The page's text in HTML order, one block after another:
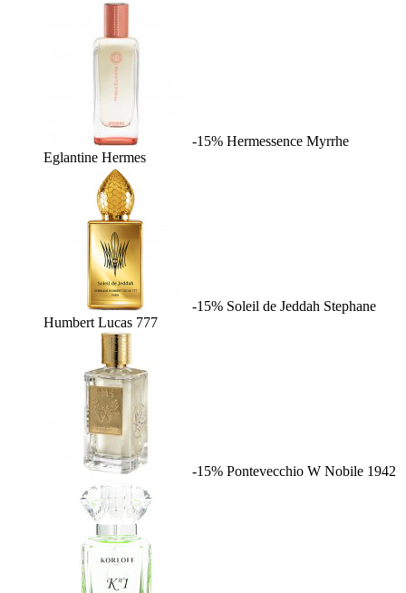
-15% Hermessence Myrrhe
Eglantine Hermes
-15% Soleil de Jeddah Stephane
Humbert Lucas 777
-15% Pontevecchio W Nobile 1942